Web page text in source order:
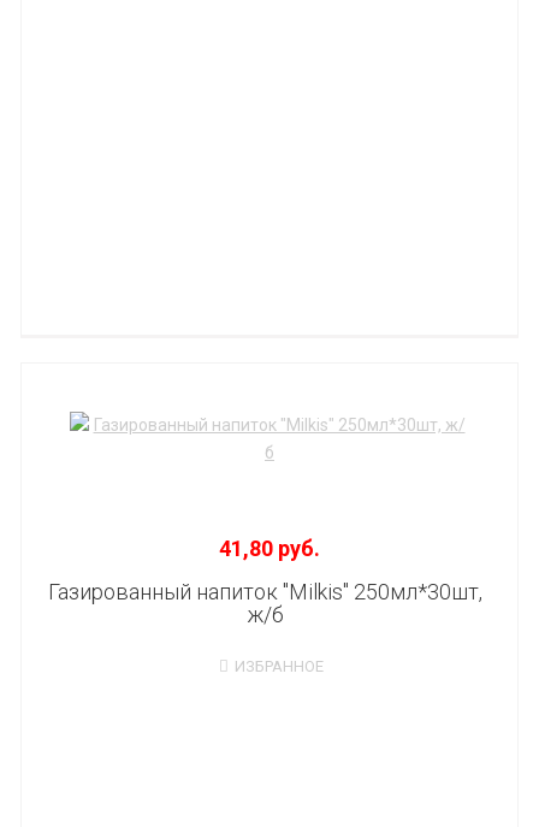
41,80 руб.
Газированный напиток "Milkis" 250мл*30шт,
ж/б
ИЗБРАННОЕ